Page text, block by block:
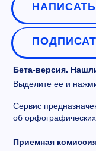
Бета-версия.
Выделите ее и
Сервис
об
Приемная